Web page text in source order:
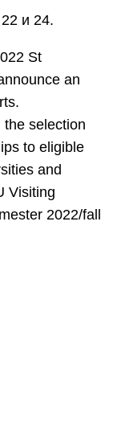
и 24.
St
an
selection
to eligible
and
Visiting
2022/fall